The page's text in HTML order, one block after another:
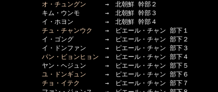
オ・チュングン →　北朝鮮 幹部２
キム・ウンモ　　　　→　北朝鮮 幹部３
イ・ホヨン　　　　　→　北朝鮮 幹部４
チュ・チャンウク
→　ピエール・チャン 部下１
イ・ゴング　　　　　→　ピエール・チャン 部下２
イ・ドンファン　　　→　ピエール・チャン 部下３
パン・ビョンヒョン →　ピエール・チャン 部下４
ヤン・ヘジュン　　　→　ピエール・チャン 部下５
ユ・ドンギュン →　ピエール・チャン 部下６
チョ・イテク
→　ピエール・チャン 部下７